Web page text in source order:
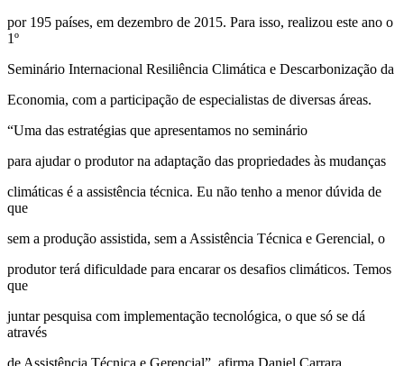
por 195 países, em dezembro de 2015. Para isso, realizou este ano o
1º
Seminário Internacional Resiliência Climática e Descarbonização da
Economia, com a participação de especialistas de diversas áreas.
“Uma das estratégias que apresentamos no seminário
para ajudar o produtor na adaptação das propriedades às mudanças
climáticas é a assistência técnica. Eu não tenho a menor dúvida de
que
sem a produção assistida, sem a Assistência Técnica e Gerencial, o
produtor terá dificuldade para encarar os desafios climáticos. Temos
que
juntar pesquisa com implementação tecnológica, o que só se dá
através
de Assistência Técnica e Gerencial”, afirma Daniel Carrara.